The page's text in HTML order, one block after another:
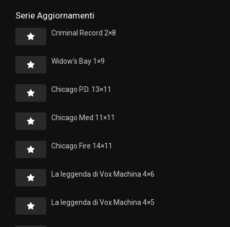
Serie Aggiornamenti
Criminal Record 2×8
Widow’s Bay 1×9
Chicago P.D. 13×11
Chicago Med 11×11
Chicago Fire 14×11
La leggenda di Vox Machina 4×6
La leggenda di Vox Machina 4×5